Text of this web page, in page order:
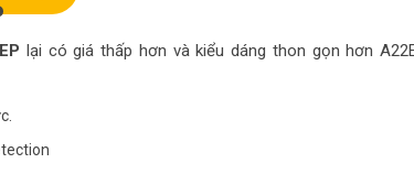
lại có giá thấp hơn và kiểu dáng thon gọn hơn